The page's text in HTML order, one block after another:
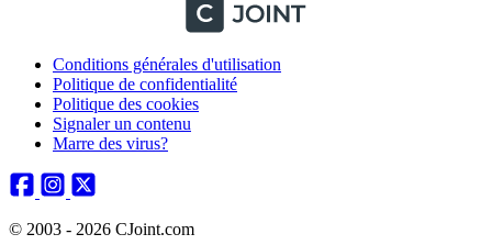
Conditions générales d'utilisation
Politique de confidentialité
Politique des cookies
Signaler un contenu
Marre des virus?
© 2003 - 2026 CJoint.com